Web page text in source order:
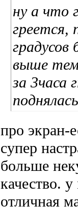
ну а что
греется,
выше
за 3часа
поднялась
про экран-
супер
больше
качество.
отличная